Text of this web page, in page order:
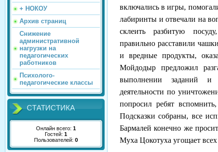
+ НОКОУ
Архив страниц
Снижение
административной
нагрузки на
педагогических
работников
Психолого-
педагогические классы
СТАТИСТИКА
Онлайн всего: 1
Гостей: 1
Пользователей: 0
включались в игры,
лабиринты и отвечали на
склеить разбитую
правильно расставили
и вредные продукты,
Мойдодыр предложил
выполнении заданий и
деятельности по
попросил ребят
Подсказки собраны, все
Бармалей конечно же
Муха Цокотуха угощает